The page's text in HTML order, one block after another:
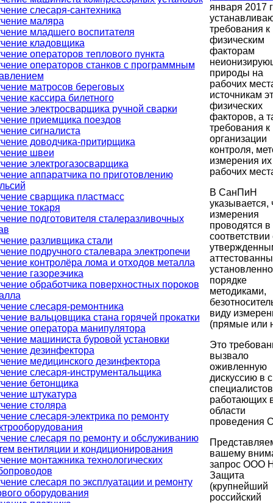
слесаря-сантехника
маляра
младшего воспитателя
кладовщика
операторов теплового пункта
операторов станков с программным
матросов береговых
кассира билетного
электросварщика ручной сварки
приемщика поездов
сигналиста
доводчика-притирщика
швеи
электрогазосварщика
аппаратчика по приготовлению
сварщика пластмасс
токаря
подготовителя сталеразливочных
разливщика стали
подручного сталевара электропечи
контролёра лома и отходов металла
газорезчика
обработчика поверхностных пороков
слесаря-ремонтника
вальцовщика стана горячей прокатки
оператора манипулятора
машиниста буровой установки
дезинфектора
медицинского дезинфектора
слесаря-инструментальщика
бетонщика
штукатура
столяра
слесаря-электрика по ремонту
слесаря по ремонту и обслуживанию
вентиляции и кондиционирования
монтажника технологических
слесаря по эксплуатации и ремонту
оборудования
января 2017
требования к
физическим
факторам
природы на
рабочих
источникам
физических
факторов, а
требования к
организации
контроля,
измерения
рабочих
В СанПиН
указывается,
измерения
проводятся в
соответствии
порядке
методиками,
виду
(прямые или
Это
вызвало
оживленную
дискуссию в
работающих
области
проведения
вашему
запрос ООО
Защита
(крупнейший
российский